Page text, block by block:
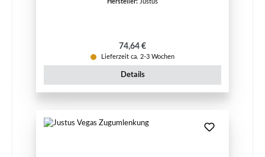
Hersteller: Justus
Regulärer Preis:
74,64 €
Lieferzeit ca. 2-3 Wochen
Details